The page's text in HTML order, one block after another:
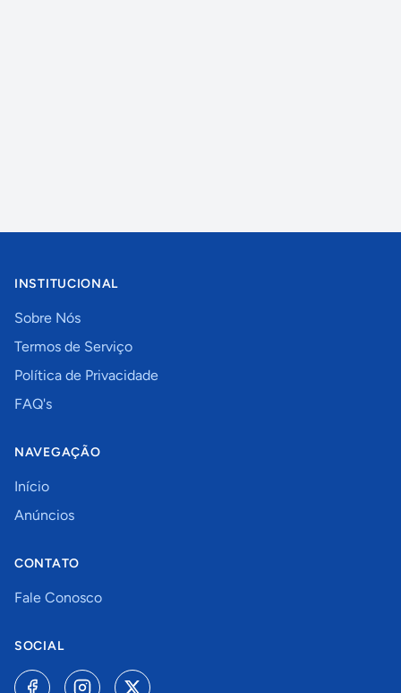
INSTITUCIONAL
Sobre Nós
Termos de Serviço
Política de Privacidade
FAQ's
NAVEGAÇÃO
Início
Anúncios
CONTATO
Fale Conosco
SOCIAL